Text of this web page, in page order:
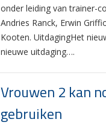
onder leiding van trainer-
Andries Ranck, Erwin
Kooten. UitdagingHet
nieuwe uitdaging….
Vrouwen 2 kan
gebruiken